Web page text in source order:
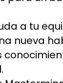
a tu
nueva